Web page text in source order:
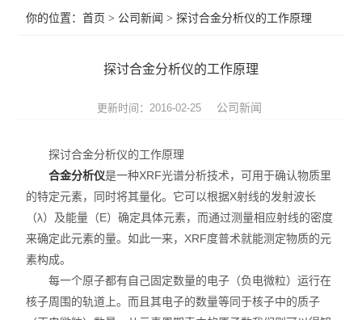
ROHS分析仪
卤素检测仪
环保检测仪
液相色谱仪
你的位置：首页 > 公司新闻 > 探讨合金分析仪的工作原理
探讨合金分析仪的工作原理
更新时间：2016-02-25 公司新闻
探讨合金分析仪的工作原理
合金分析仪是一种XRF光谱分析技术，可用于确认物质里
的特定元素，同时将其量化。它可以根据X射线的发射波长
（λ）及能量（E）确定具体元素，而通过测量相应射线的密度
来确定此元素的量。如此一来，XRF度普术就能测定物质的元
素构成。
每一个原子都有自己固定数量的电子（负电微粒）运行在
核子周围的轨道上。而且其电子的数量等同于核子中的质子